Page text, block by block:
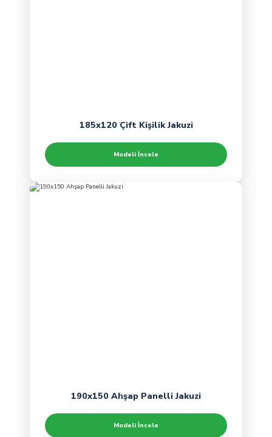
185x120 Çift Kişilik Jakuzi
Modeli İncele
190x150 Ahşap Panelli Jakuzi
Modeli İncele